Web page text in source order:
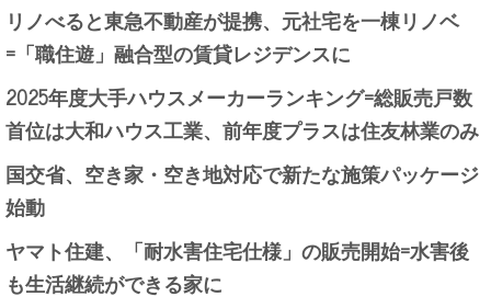
リノべると東急不動産が提携、元社宅を一棟リノベ
=「職住遊」融合型の賃貸レジデンスに
2025年度大手ハウスメーカーランキング=総販売戸数
首位は大和ハウス工業、前年度プラスは住友林業のみ
国交省、空き家・空き地対応で新たな施策パッケージ
始動
ヤマト住建、「耐水害住宅仕様」の販売開始=水害後
も生活継続ができる家に